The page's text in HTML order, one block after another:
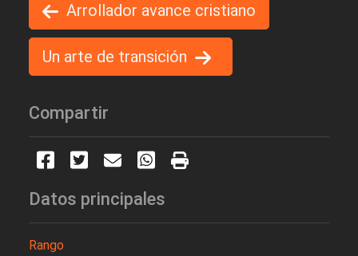
Arrollador avance cristiano
Un arte de transición
Compartir
Datos principales
Rango